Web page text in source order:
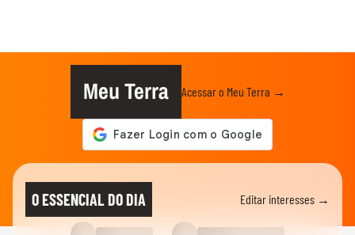
Meu Terra Acessar o Meu Terra →
O ESSENCIAL DO DIA Editar interesses →